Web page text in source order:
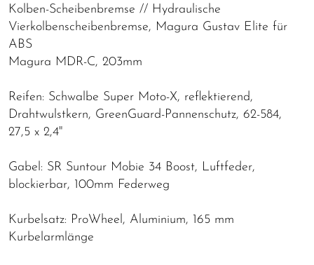
Kolben-Scheibenbremse // Hydraulische
Vierkolbenscheibenbremse, Magura Gustav Elite für
ABS
Magura MDR-C, 203mm
Reifen: Schwalbe Super Moto-X, reflektierend,
Drahtwulstkern, GreenGuard-Pannenschutz, 62-584,
27,5 x 2,4"
Gabel: SR Suntour Mobie 34 Boost, Luftfeder,
blockierbar, 100mm Federweg
Kurbelsatz: ProWheel, Aluminium, 165 mm
Kurbelarmlänge